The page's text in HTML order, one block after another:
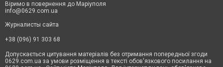
Віримо в повернення до Маріуполя
info@0629.com.ua
Журналисты сайта
+38 (096) 91 303 68
Допускається цитування матеріалів без отримання попередньої згоди
0629.com.ua за умови розміщення в тексті обов'язкового посилання на